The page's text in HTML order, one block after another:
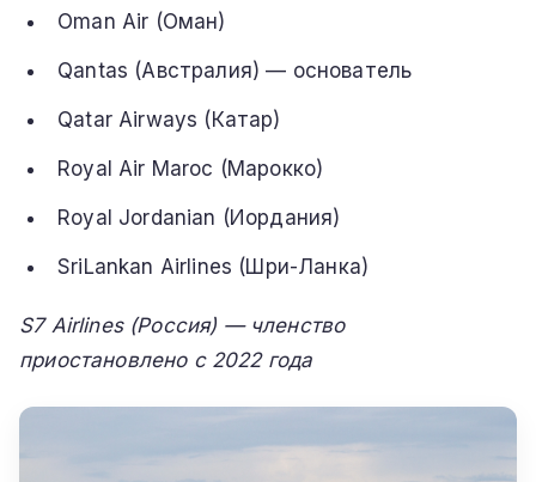
Oman Air (Оман)
Qantas (Австралия) — основатель
Qatar Airways (Катар)
Royal Air Maroc (Марокко)
Royal Jordanian (Иордания)
SriLankan Airlines (Шри-Ланка)
S7 Airlines (Россия) — членство
приостановлено с 2022 года